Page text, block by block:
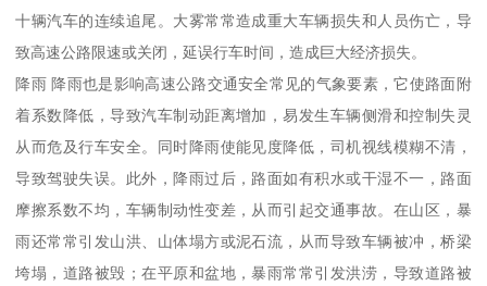
十辆汽车的连续追尾。大雾常常造成重大车辆损失和人员伤亡，导
致高速公路限速或关闭，延误行车时间，造成巨大经济损失。
降雨 降雨也是影响高速公路交通安全常见的气象要素，它使路面附
着系数降低，导致汽车制动距离增加，易发生车辆侧滑和控制失灵
从而危及行车安全。同时降雨使能见度降低，司机视线模糊不清，
导致驾驶失误。此外，降雨过后，路面如有积水或干湿不一，路面
摩擦系数不均，车辆制动性变差，从而引起交通事故。在山区，暴
雨还常常引发山洪、山体塌方或泥石流，从而导致车辆被冲，桥梁
垮塌，道路被毁；在平原和盆地，暴雨常常引发洪涝，导致道路被